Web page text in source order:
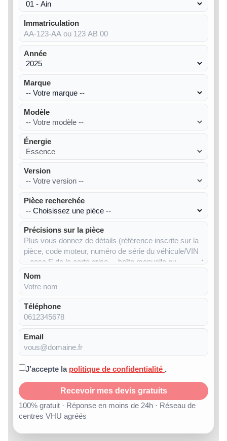
Immatriculation
Année
Marque
Modèle
Énergie
Version
Pièce recherchée
Précisions sur la pièce
Nom
Téléphone
Email
J’accepte la politique de confidentialité .
Recevoir mes devis gratuits
100% gratuit · Réponse en moins de 24h · Réseau de
centres VHU agréés